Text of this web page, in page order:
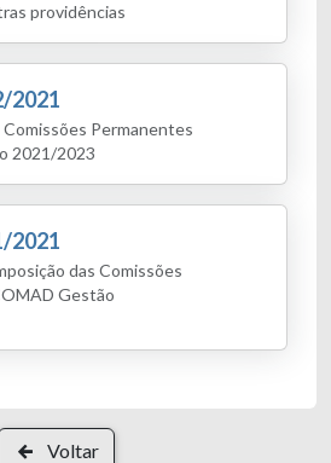
providências
2021
Comissões Permanentes
2021/2023
2021
das Comissões
Gestão
Voltar